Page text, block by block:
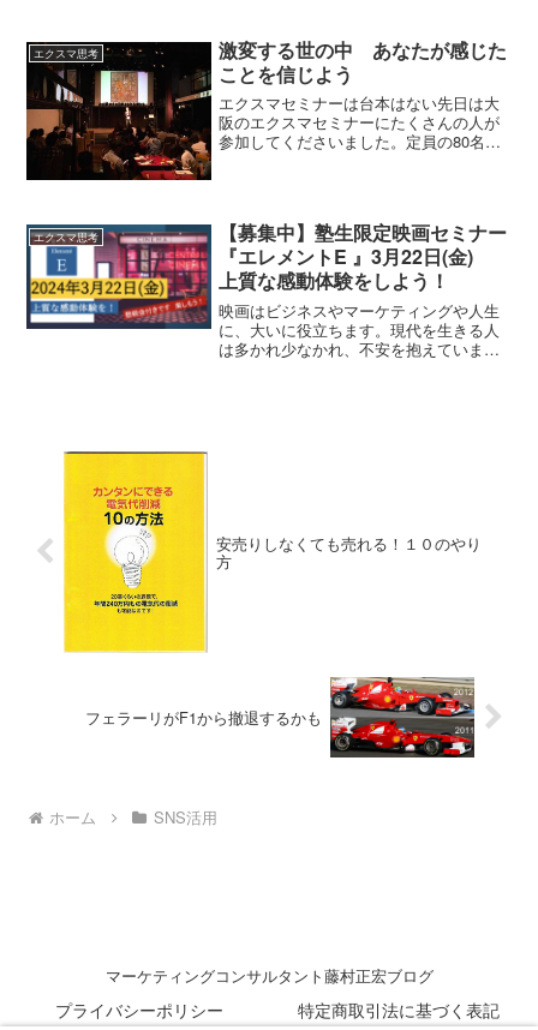
ーシャルメディアの達人を育て、世の中
に影響を与える人を創り...
エクスマ思考
激変する世の中 あなたが感じた
ことを信じよう
エクスマセミナーは台本はない先日は大
阪のエクスマセミナーにたくさんの人が
参加してくださいました。定員の80名を
に、ソーシャルメディア...
エクスマ思考
【募集中】塾生限定映画セミナー
『エレメントE 』3月22日(金)
上質な感動体験をしよう！
映画はビジネスやマーケティングや人生
に、大いに役立ちます。現代を生きる人
は多かれ少なかれ、不安を抱えていま
さとは反対の世の中。そんな時代の中、
多くの人々の感情が劣化している。環境
自分のことで手一杯だったら、一度立ち
止まり、肩の力を抜いて深呼吸してみま
しょう。そして感情を揺さぶられる体験
をすることです。上質な感動体験をたく
さんすることが、今を生きるために必要
安売りしなくても売れる！１０のやり
方
フェラーリがF1から撤退するかも
ホーム SNS活用
マーケティングコンサルタント藤村正宏ブログ
プライバシーポリシー 特定商取引法に基づく表記